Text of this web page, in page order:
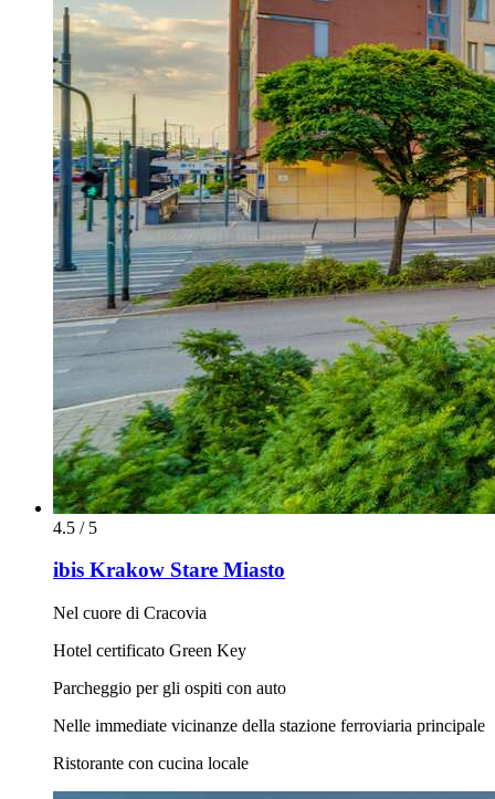
4.5 / 5
ibis Krakow Stare Miasto
Nel cuore di Cracovia
Hotel certificato Green Key
Parcheggio per gli ospiti con auto
Nelle immediate vicinanze della stazione ferroviaria principale
Ristorante con cucina locale